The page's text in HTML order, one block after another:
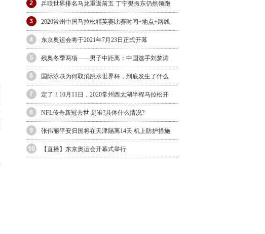
乒联世界排名马龙重返前五 丁宁樊振东仍然领跑
2020常州中国马拉松精英赛比赛时间+地点+路线
东京奥运会将于2021年7月23日正式开幕
残奥冬季两项——男子中距离：中国选手刘梦涛
国际泳联为何取消跳水世界杯，到底发生了什么
定了！10月11日，2020常州西太湖半程马拉松开
NFL传奇新冠去世 是谁?具体什么情况?
张伟丽平安归国将在天津隔离14天 机上防护措施
【直播】东京奥运会开幕式举行